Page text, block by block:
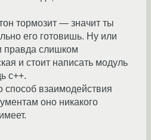
тормозит — значит ты
его готовишь. Ну или
правда слишком
и стоит написать модуль
c++.
способ взаимодействия
оно никакого